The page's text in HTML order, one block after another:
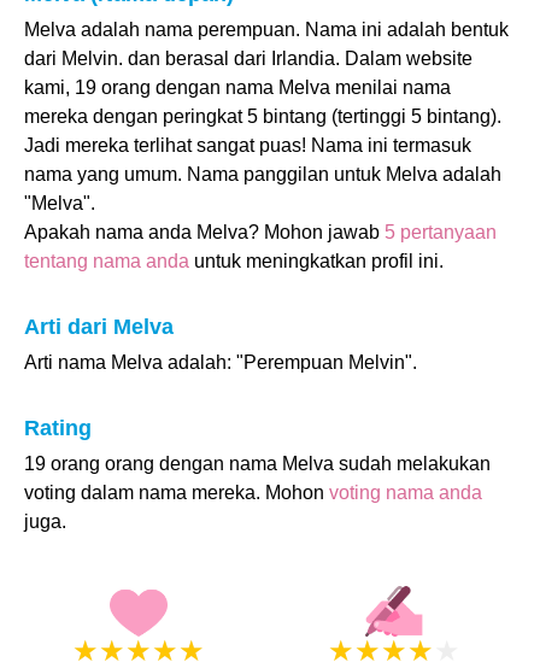
Melva adalah nama perempuan. Nama ini adalah bentuk
dari Melvin. dan berasal dari Irlandia. Dalam website
kami, 19 orang dengan nama Melva menilai nama
mereka dengan peringkat 5 bintang (tertinggi 5 bintang).
Jadi mereka terlihat sangat puas! Nama ini termasuk
nama yang umum. Nama panggilan untuk Melva adalah
"Melva".
Apakah nama anda Melva? Mohon jawab 5 pertanyaan
tentang nama anda untuk meningkatkan profil ini.
Arti dari Melva
Arti nama Melva adalah: "Perempuan Melvin".
Rating
19 orang orang dengan nama Melva sudah melakukan
voting dalam nama mereka. Mohon voting nama anda
juga.
★★★★★ ★★★★